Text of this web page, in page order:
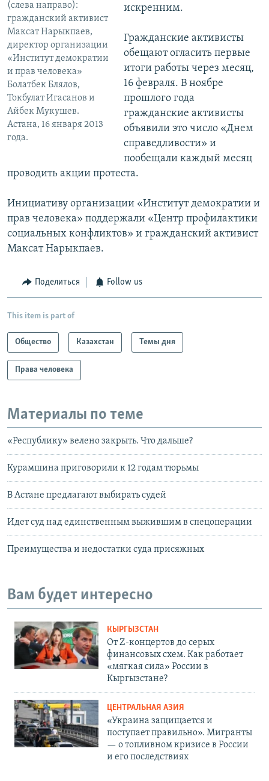
(слева направо):
гражданский активист
Максат Нарыкпаев,
директор организации
«Институт демократии
и прав человека»
Болатбек Блялов,
Токбулат Игасанов и
Айбек Мукушев.
Астана, 16 января 2013
года.
искренним.
Гражданские активисты
обещают огласить первые
итоги работы через месяц,
16 февраля. В ноябре
прошлого года
гражданские активисты
объявили это число «Днем
справедливости» и
пообещали каждый месяц
проводить акции протеста.
Инициативу организации «Институт демократии и
прав человека» поддержали «Центр профилактики
социальных конфликтов» и гражданский активист
Максат Нарыкпаев.
Поделиться Follow us
This item is part of
Общество Казахстан Темы дня
Права человека
Материалы по теме
«Республику» велено закрыть. Что дальше?
Курамшина приговорили к 12 годам тюрьмы
В Астане предлагают выбирать судей
Идет суд над единственным выжившим в спецоперации
Преимущества и недостатки суда присяжных
Вам будет интересно
КЫРГЫЗСТАН
От Z-концертов до серых
финансовых схем. Как работает
«мягкая сила» России в
Кыргызстане?
ЦЕНТРАЛЬНАЯ АЗИЯ
«Украина защищается и
поступает правильно». Мигранты
— о топливном кризисе в России
и его последствиях